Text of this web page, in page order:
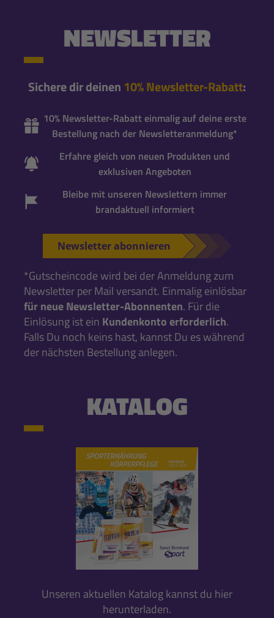
NEWSLETTER
Sichere dir deinen 10% Newsletter-Rabatt:
10% Newsletter-Rabatt einmalig auf deine erste
Bestellung nach der Newsletteranmeldung*
Erfahre gleich von neuen Produkten und
exklusiven Angeboten
Bleibe mit unseren Newslettern immer
brandaktuell informiert
Newsletter abonnieren
*Gutscheincode wird bei der Anmeldung zum
Newsletter per Mail versandt. Einmalig einlösbar
für neue Newsletter-Abonnenten. Für die
Einlösung ist ein Kundenkonto erforderlich.
Falls Du noch keins hast, kannst Du es während
der nächsten Bestellung anlegen.
KATALOG
Unseren aktuellen Katalog kannst du hier
herunterladen.